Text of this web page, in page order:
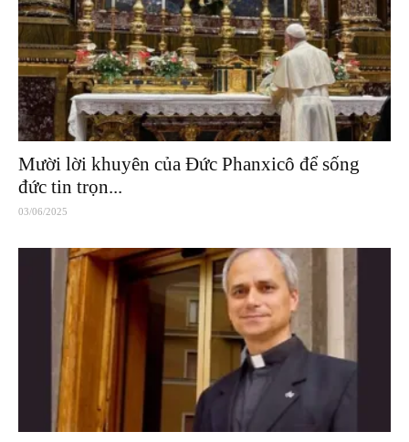
Mười lời khuyên của Đức Phanxicô để sống
đức tin trọn...
03/06/2025